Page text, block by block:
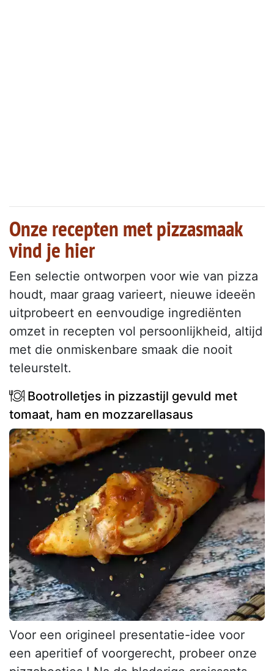
Onze recepten met pizzasmaak
vind je hier
Een selectie ontworpen voor wie van pizza
houdt, maar graag varieert, nieuwe ideeën
uitprobeert en eenvoudige ingrediënten
omzet in recepten vol persoonlijkheid, altijd
met die onmiskenbare smaak die nooit
teleurstelt.
Bootrolletjes in pizzastijl gevuld met
tomaat, ham en mozzarellasaus
Voor een origineel presentatie-idee voor
een aperitief of voorgerecht, probeer onze